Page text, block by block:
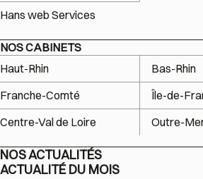
Hans web Services
NOS CABINETS
Haut-Rhin
Bas-Rhin
Franche-Comté
Île-de-
Centre-Val de Loire
Outre-
NOS ACTUALITÉS
ACTUALITÉ DU MOIS